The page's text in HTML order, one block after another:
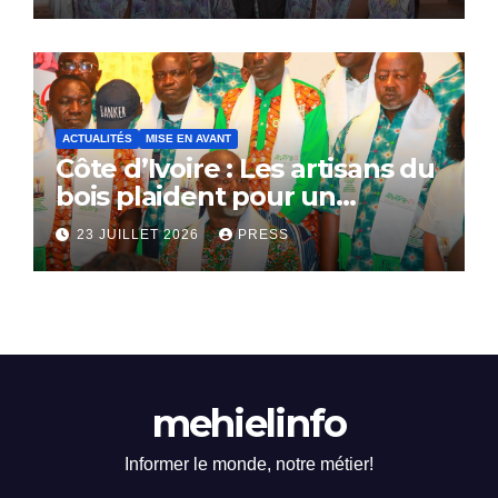
ACTUALITÉS MISE EN AVANT
Côte d’Ivoire : Les artisans du
bois plaident pour un
dialogue national
23 JUILLET 2026 PRESS
mehielinfo
Informer le monde, notre métier!